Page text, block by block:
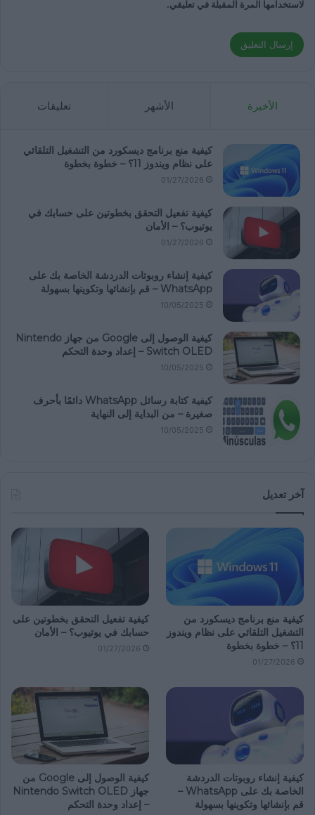
لاستخدامها المرة المقبلة في تعليقي.
الأخيرة الأشهر تعليقات
كيفية منع برنامج ديسكورد من التشغيل التلقائي
على نظام ويندوز 11؟ – خطوة بخطوة
01/27/2026
كيفية تفعيل التحقق بخطوتين على حسابك في
يوتيوب؟ – الأمان
01/27/2026
كيفية إنشاء روبوتات الدردشة الخاصة بك على
WhatsApp – قم بإنشائها وتكوينها بسهولة
10/05/2025
كيفية الوصول إلى Google من جهاز Nintendo
Switch OLED – إعداد وحدة التحكم
10/05/2025
كيفية كتابة رسائل WhatsApp دائمًا بأحرف
صغيرة – من البداية إلى النهاية
10/05/2025
آخر تعديل
كيفية منع برنامج ديسكورد من
التشغيل التلقائي على نظام ويندوز
11؟ – خطوة بخطوة
01/27/2026
كيفية تفعيل التحقق بخطوتين على
حسابك في يوتيوب؟ – الأمان
01/27/2026
كيفية إنشاء روبوتات الدردشة
الخاصة بك على WhatsApp –
قم بإنشائها وتكوينها بسهولة
كيفية الوصول إلى Google من
جهاز Nintendo Switch OLED
– إعداد وحدة التحكم